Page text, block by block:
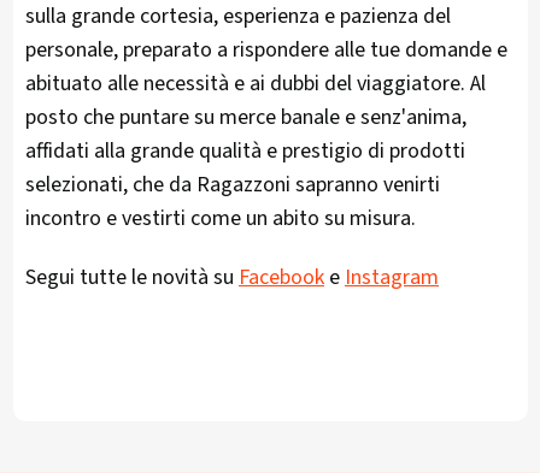
sulla grande cortesia, esperienza e pazienza del
personale, preparato a rispondere alle tue domande e
abituato alle necessità e ai dubbi del viaggiatore. Al
posto che puntare su merce banale e senz'anima,
affidati alla grande qualità e prestigio di prodotti
selezionati, che da Ragazzoni sapranno venirti
incontro e vestirti come un abito su misura.
Segui tutte le novità su Facebook eInstagram